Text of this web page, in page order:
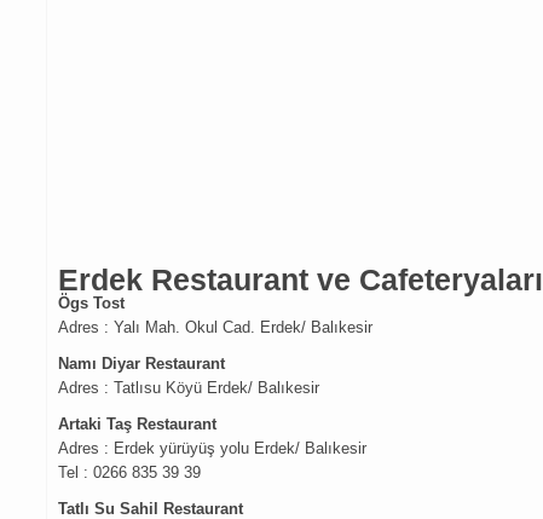
Erdek Restaurant ve Cafeteryaları
Ögs Tost
Adres : Yalı Mah. Okul Cad. Erdek/ Balıkesir
Namı Diyar Restaurant
Adres : Tatlısu Köyü Erdek/ Balıkesir
Artaki Taş Restaurant
Adres : Erdek yürüyüş yolu Erdek/ Balıkesir
Tel : 0266 835 39 39
Tatlı Su Sahil Restaurant